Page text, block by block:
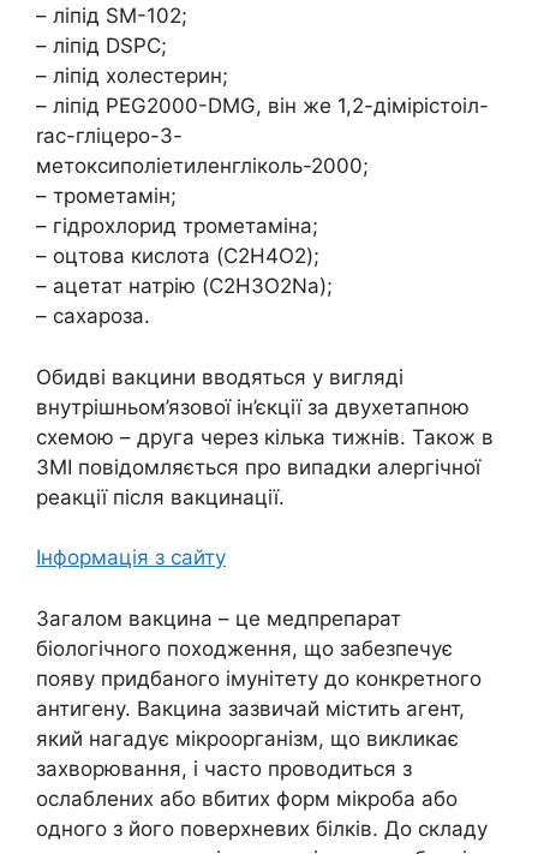
– ліпід SM-102;
– ліпід DSPC;
– ліпід холестерин;
– ліпід PEG2000-DMG, він же 1,2-дімірістоіл-
rac-гліцеро-3-
метоксиполіетиленгліколь-2000;
– трометамін;
– гідрохлорид трометаміна;
– оцтова кислота (C2H4O2);
– ацетат натрію (C2H3O2Na);
– сахароза.
Обидві вакцини вводяться у вигляді
внутрішньом’язової ін’єкції за двухетапною
схемою – друга через кілька тижнів. Також в
ЗМІ повідомляється про випадки алергічної
реакції після вакцинації.
Інформація з сайту
Загалом вакцина – це медпрепарат
біологічного походження, що забезпечує
появу придбаного імунітету до конкретного
антигену. Вакцина зазвичай містить агент,
який нагадує мікроорганізм, що викликає
захворювання, і часто проводиться з
ослаблених або вбитих форм мікроба або
одного з його поверхневих білків. До складу